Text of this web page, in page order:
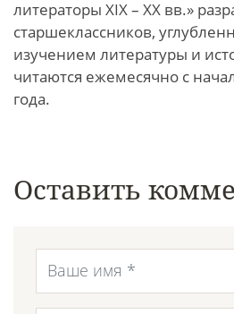
литераторы ХIХ – ХХ вв.»
старшеклассников,
изучением литературы и
читаются ежемесячно с
года.
Оставить